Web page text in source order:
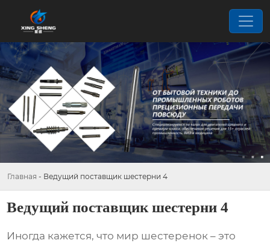
Главная - Ведущий поставщик шестерни 4
Ведущий поставщик шестерни 4
Иногда кажется, что мир шестеренок – это